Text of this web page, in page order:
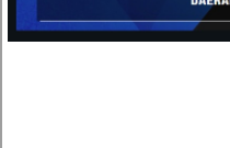
05-4671020 / 05-
05-4671040